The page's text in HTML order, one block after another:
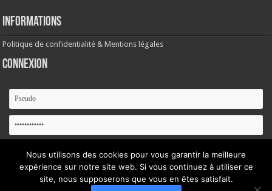
Informations
Politique de confidentialité & Mentions légales
Connexion
Se souvenir de moi
Mot de passe oublié ?
Nous utilisons des cookies pour vous garantir la meilleure
expérience sur notre site web. Si vous continuez à utiliser ce
site, nous supposerons que vous en êtes satisfait.